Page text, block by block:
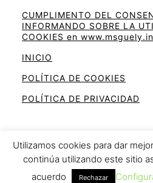
CUMPLIMENTO DEL
INFORMANDO SOBRE LA
COOKIES en
INICIO
POLÍTICA DE COOKIES
POLÍTICA DE PRIVACIDAD
Ahorra en la cesta de la
Utilizamos cookies para dar
continúa utilizando este sitio
acuerdo
Rechazar